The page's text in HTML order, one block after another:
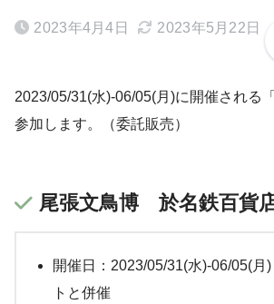
2023年4月4日 2023年5月22日
2023/05/31(水)-06/05(月)に開催される
参加します。（委託販売）
尾張文鳥博 於名鉄百貨
開催日：2023/05/31(水)-06/05(
トと併催